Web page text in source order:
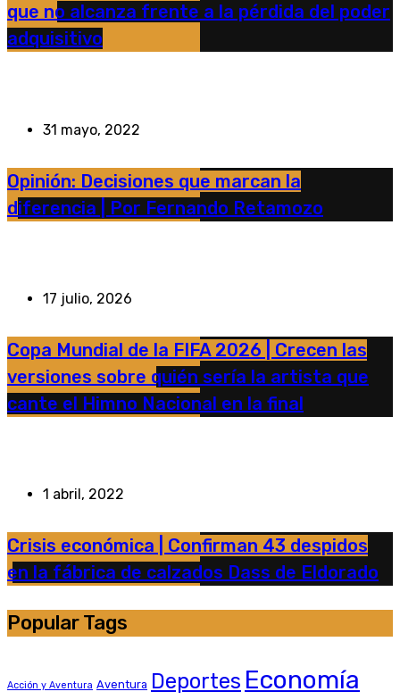
que no alcanza frente a la pérdida del poder
adquisitivo
31 mayo, 2022
Opinión: Decisiones que marcan la
diferencia | Por Fernando Retamozo
17 julio, 2026
Copa Mundial de la FIFA 2026 | Crecen las
versiones sobre quién sería la artista que
cante el Himno Nacional en la final
1 abril, 2022
Crisis económica | Confirman 43 despidos
en la fábrica de calzados Dass de Eldorado
Popular Tags
Acción y Aventura Aventura Deportes Economía